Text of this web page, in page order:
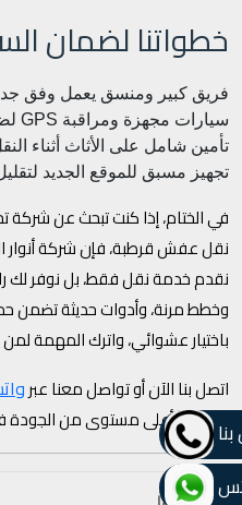
خطواتنا لضمان
فريق كبير ومنسق يعمل وفق
سيارات مجهزة ومراقبة GPS لضمان أمان الشحن.
تأمين شامل على الأثاث أثناء
تجهيز مسبق للموقع الجديد
في الختام، إذا كنت تبحث عن شركة
نقل عفش قرطبة، فإن شركة أنوار
نقدم خدمة نقل فقط، بل نوفر لك
وخطط مرنة، وأدوات حديثة تضمن
باختيار عشوائي، واترك المهمة لمن
اتصل بنا الآن أو تواصل معنا عبر
وخدمة بأعلى مستوى من الجودة